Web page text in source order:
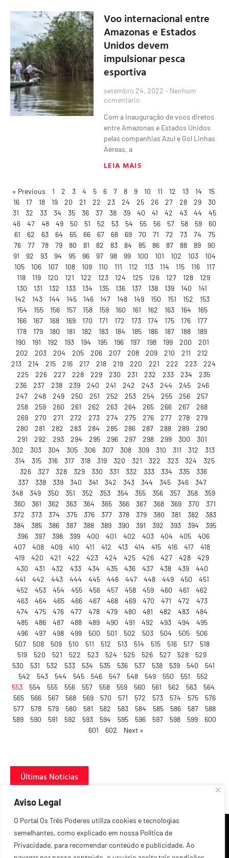
Aviso Legal
O Portal Os Três Poderes utiliza cookies e tecnologias
semelhantes, como explicado em nossa Política de
Privacidade, para recomendar conteúdo e publicidade. Ao
Voo internacional entre
Amazonas e Estados
Unidos devem
impulsionar pesca
esportiva
setembro 24, 2022 Nenhum
comentário
Com a inauguração de voos diretos
entre Amazonas e Estados Unidos
pelas companhias Azul e Gol Linhas
Aéreas, a
LEIA MAIS
« Previous 1 2 3 4 5 6 7 8 9 10 11 12 13 14
15
16
17 18 19 20 21 22 23 24 25 26 27 28 29
30
31
32 33 34 35 36 37 38 39 40 41 42 43 44
45
46
47 48 49 50 51 52 53 54 55 56 57 58 59
60
61
62 63 64 65 66 67 68 69 70 71 72 73 74
75
76
77 78 79 80 81 82 83 84 85 86 87 88 89
90
91
92 93 94 95 96 97 98 99 100 101 102 103
104
105
106 107 108 109 110 111 112 113 114 115 116
117
118
119 120 121 122 123 124 125 126 127 128
129
130
131 132 133 134 135 136 137 138 139 140
141
142
143 144 145 146 147 148 149 150 151 152
153
154
155 156 157 158 159 160 161 162 163 164
165
166
167 168 169 170 171 172 173 174 175 176
177
178
179 180 181 182 183 184 185 186 187 188
189
190
191 192 193 194 195 196 197 198 199 200
201
202
203 204 205 206 207 208 209 210 211
212
213
214 215 216 217 218 219 220 221 222 223
224
225
226 227 228 229 230 231 232 233 234
235
236
237 238 239 240 241 242 243 244 245
246
247
248 249 250 251 252 253 254 255 256
257
258
259 260 261 262 263 264 265 266 267
268
269
270 271 272 273 274 275 276 277 278
279
280
281 282 283 284 285 286 287 288 289
290
291
292 293 294 295 296 297 298 299 300
301
302
303 304 305 306 307 308 309 310 311 312
313
314
315 316 317 318 319 320 321 322 323 324
325
326
327 328 329 330 331 332 333 334 335
336
337
338 339 340 341 342 343 344 345 346
347
348
349 350 351 352 353 354 355 356 357 358
359
360
361 362 363 364 365 366 367 368 369 370
371
372
373 374 375 376 377 378 379 380 381 382
383
384
385 386 387 388 389 390 391 392 393 394
395
396
397 398 399 400 401 402 403 404 405
406
407
408 409 410 411 412 413 414 415 416 417
418
419
420 421 422 423 424 425 426 427 428
429
430
431 432 433 434 435 436 437 438 439
440
441
442 443 444 445 446 447 448 449 450
451
452
453 454 455 456 457 458 459 460 461
462
463
464 465 466 467 468 469 470 471 472
473
474
475 476 477 478 479 480 481 482 483
484
485
486 487 488 489 490 491 492 493 494
495
496
497 498 499 500 501 502 503 504 505
506
507
508 509 510 511 512 513 514 515 516 517
518
519
520 521 522 523 524 525 526 527 528
529
530
531 532 533 534 535 536 537 538 539 540
541
542
543 544 545 546 547 548 549 550 551
552
553
554 555 556 557 558 559 560 561 562 563
564
565
566 567 568 569 570 571 572 573 574 575
576
577
578 579 580 581 582 583 584 585 586 587
588
589
590 591 592 593 594 595 596 597 598 599
600
601
602 Next »
Últimas Notícias